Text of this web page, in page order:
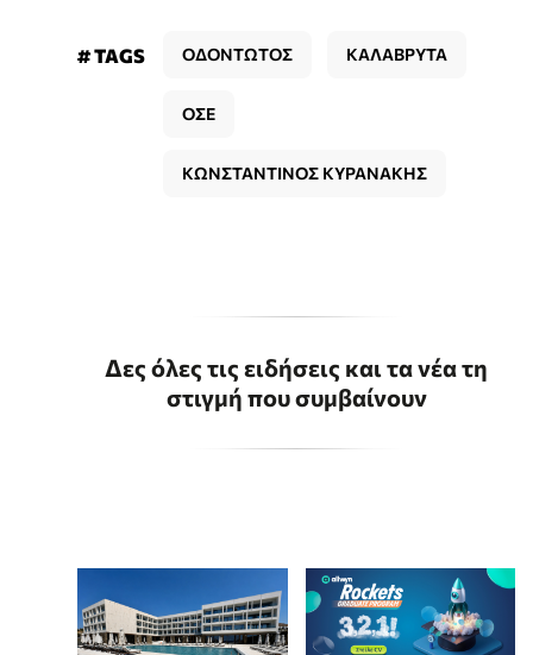
# TAGS ΟΔΟΝΤΩΤΟΣ ΚΑΛΑΒΡΥΤΑ
ΟΣΕ
ΚΩΝΣΤΑΝΤΙΝΟΣ ΚΥΡΑΝΑΚΗΣ
Δες όλες τις ειδήσεις και τα νέα τη
στιγμή που συμβαίνουν